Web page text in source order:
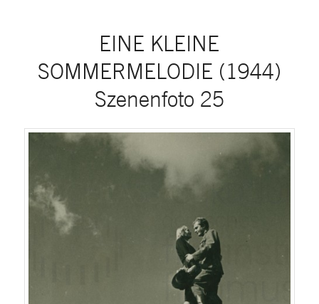
EINE KLEINE
SOMMERMELODIE (1944)
Szenenfoto 25